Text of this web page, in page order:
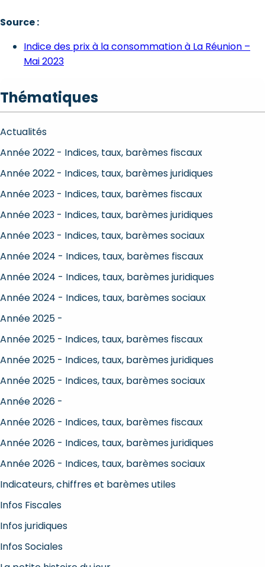
Source :
Indice des prix à la consommation à La Réunion –
Mai 2023
Thématiques
Actualités
Année 2022 - Indices, taux, barèmes fiscaux
Année 2022 - Indices, taux, barèmes juridiques
Année 2023 - Indices, taux, barèmes fiscaux
Année 2023 - Indices, taux, barèmes juridiques
Année 2023 - Indices, taux, barèmes sociaux
Année 2024 - Indices, taux, barèmes fiscaux
Année 2024 - Indices, taux, barèmes juridiques
Année 2024 - Indices, taux, barèmes sociaux
Année 2025 -
Année 2025 - Indices, taux, barèmes fiscaux
Année 2025 - Indices, taux, barèmes juridiques
Année 2025 - Indices, taux, barèmes sociaux
Année 2026 -
Année 2026 - Indices, taux, barèmes fiscaux
Année 2026 - Indices, taux, barèmes juridiques
Année 2026 - Indices, taux, barèmes sociaux
Indicateurs, chiffres et barèmes utiles
Infos Fiscales
Infos juridiques
Infos Sociales